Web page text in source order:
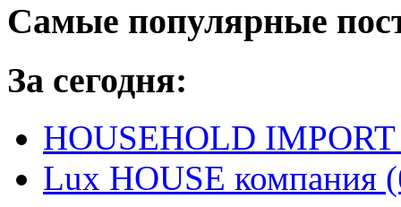
Самые популярные
За сегодня:
HOUSEHOLD
Lux HOUSE компания